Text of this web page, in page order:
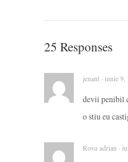
25 Responses
jenant · iunie
devii penibil
o stiu eu
Rosu adrian ·